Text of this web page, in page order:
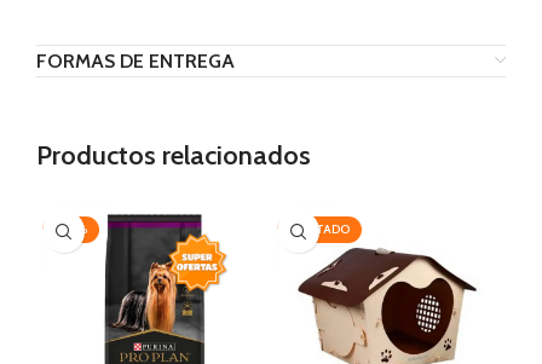
FORMAS DE ENTREGA
Productos relacionados
-30% AGOTADO